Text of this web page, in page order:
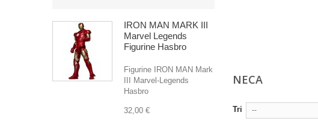
IRON MAN MARK III
Marvel Legends
Figurine Hasbro
Figurine IRON MAN Mark
III Marvel-Legends
Hasbro
32,00 €
NECA
Tri --